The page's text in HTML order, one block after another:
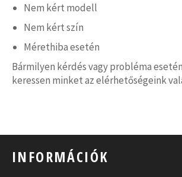
Nem kért modell
Nem kért szín
Mérethiba esetén
Bármilyen kérdés vagy probléma
keressen minket az elérhetőségeink
INFORMÁCIÓK